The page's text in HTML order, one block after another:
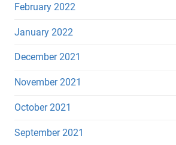
February 2022
January 2022
December 2021
November 2021
October 2021
September 2021